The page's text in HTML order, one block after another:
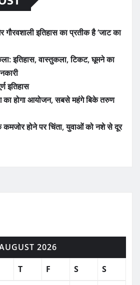
गौरवशाली इतिहास का प्रतीक है ‘जाट का
इतिहास, वास्तुकला, टिकट, घूमने का
इतिहास
का होगा आयोजन, सबसे महंगे बिके तरुण
कमजोर होने पर चिंता, युवाओं को नशे से दूर
2026
T F S S